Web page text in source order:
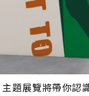
主題展覽將帶你